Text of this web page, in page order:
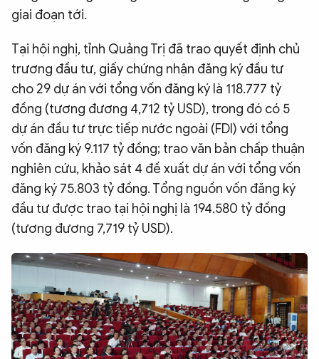
giai đoạn tới.
Tại hội nghị, tỉnh Quảng Trị đã trao quyết định chủ
trương đầu tư, giấy chứng nhận đăng ký đầu tư
cho 29 dự án với tổng vốn đăng ký là 118.777 tỷ
đồng (tương đương 4,712 tỷ USD), trong đó có 5
dự án đầu tư trực tiếp nước ngoài (FDI) với tổng
vốn đăng ký 9.117 tỷ đồng; trao văn bản chấp thuận
nghiên cứu, khảo sát 4 đề xuất dự án với tổng vốn
đăng ký 75.803 tỷ đồng. Tổng nguồn vốn đăng ký
đầu tư được trao tại hội nghị là 194.580 tỷ đồng
(tương đương 7,719 tỷ USD).